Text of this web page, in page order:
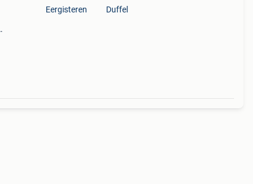
Eergisteren Duffel